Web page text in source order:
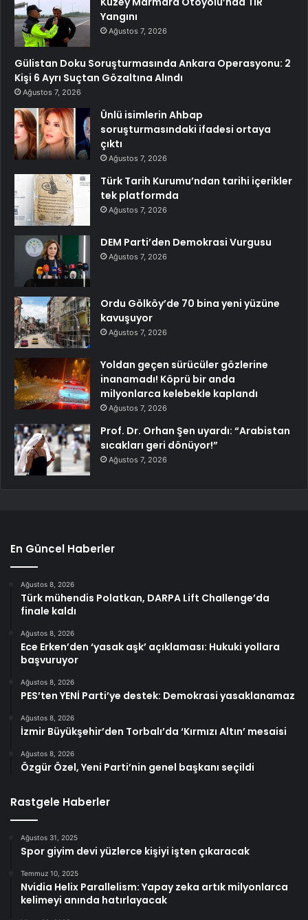
Yangını
Ağustos 7, 2026
Gülistan Doku Soruşturmasında Ankara Operasyonu: 2
Kişi 6 Ayrı Suçtan Gözaltına Alındı
Ağustos 7, 2026
Ünlü isimlerin Ahbap
soruşturmasındaki ifadesi ortaya
çıktı
Ağustos 7, 2026
Türk Tarih Kurumu’ndan tarihi içerikler
tek platformda
Ağustos 7, 2026
DEM Parti’den Demokrasi Vurgusu
Ağustos 7, 2026
Ordu Gölköy’de 70 bina yeni yüzüne
kavuşuyor
Ağustos 7, 2026
Yoldan geçen sürücüler gözlerine
inanamadı! Köprü bir anda
milyonlarca kelebekle kaplandı
Ağustos 7, 2026
Prof. Dr. Orhan Şen uyardı: “Arabistan
sıcakları geri dönüyor!”
Ağustos 7, 2026
En Güncel Haberler
Ağustos 8, 2026
Türk mühendis Polatkan, DARPA Lift Challenge’da
finale kaldı
Ağustos 8, 2026
Ece Erken’den ‘yasak aşk’ açıklaması: Hukuki yollara
başvuruyor
Ağustos 8, 2026
PES’ten YENİ Parti’ye destek: Demokrasi yasaklanamaz
Ağustos 8, 2026
İzmir Büyükşehir’den Torbalı’da ‘Kırmızı Altın’ mesaisi
Ağustos 8, 2026
Özgür Özel, Yeni Parti’nin genel başkanı seçildi
Rastgele Haberler
Ağustos 31, 2025
Spor giyim devi yüzlerce kişiyi işten çıkaracak
Temmuz 10, 2025
Nvidia Helix Parallelism: Yapay zeka artık milyonlarca
kelimeyi anında hatırlayacak